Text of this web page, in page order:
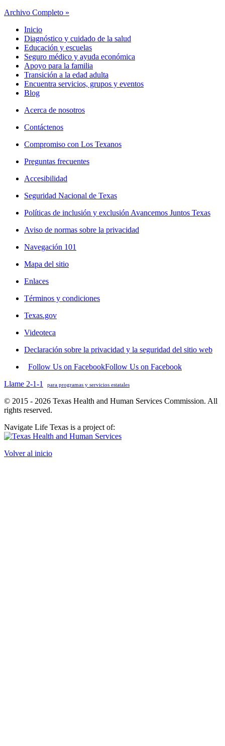
Archivo Completo »
Inicio
Diagnóstico y cuidado de la salud
Educación y escuelas
Seguro médico y ayuda económica
Apoyo para la familia
Transición a la edad adulta
Encuentra servicios, grupos y eventos
Blog
Acerca de nosotros
Contáctenos
Compromiso con Los Texanos
Preguntas frecuentes
Accesibilidad
Seguridad Nacional de Texas
Políticas de inclusión y exclusión Avancemos Juntos Texas
Aviso de normas sobre la privacidad
Navegación 101
Mapa del sitio
Enlaces
Términos y condiciones
Texas.gov
Videoteca
Declaración sobre la privacidad y la seguridad del sitio web
Follow Us on FacebookFollow Us on Facebook
Llame 2-1-1
para programas y servicios estatales
© 2015 - 2026 Texas Health and Human Services Commission. All
rights reserved.
Navigate Life Texas is a project of:
Volver al inicio